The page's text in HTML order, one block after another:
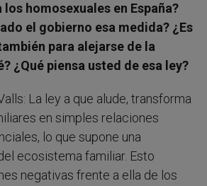
homosexuales en España?
el gobierno esa medida? ¿Es
para alejarse de la
¿Qué piensa usted de esa ley?
La ley a que alude, transforma
en simples relaciones
lo que supone una
ecosistema familiar. Esto
negativas frente a ella de los